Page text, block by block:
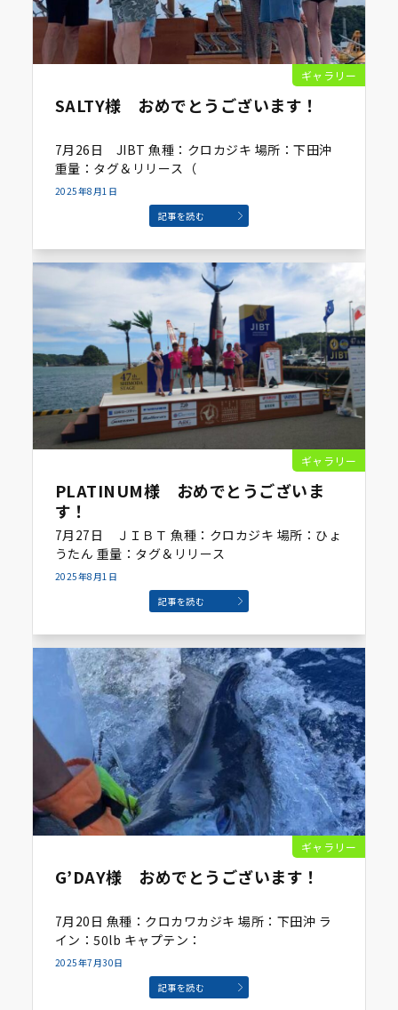
ギャラリー
SALTY様 おめでとうございます！
7月26日 JIBT 魚種：クロカジキ 場所：下田沖
重量：タグ＆リリース（
2025年8月1日
記事を読む
ギャラリー
PLATINUM様 おめでとうございま
す！
7月27日 ＪＩＢＴ 魚種：クロカジキ 場所：ひょ
うたん 重量：タグ＆リリース
2025年8月1日
記事を読む
ギャラリー
G’DAY様 おめでとうございます！
7月20日 魚種：クロカワカジキ 場所：下田沖 ラ
イン：50lb キャプテン：
2025年7月30日
記事を読む